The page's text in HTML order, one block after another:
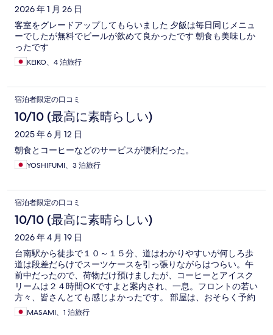
2026 年 1 月 26 日
客室をグレードアップしてもらいました 夕飯は毎日同じメニュ
ーでしたが無料でビールが飲めて良かったです 朝食も美味しか
ったです
KEIKO、4 泊旅行
宿泊者限定の口コミ
10/10 (最高に素晴らしい)
2025 年 6 月 12 日
朝食とコーヒーなどのサービスが便利だった。
YOSHIFUMI、3 泊旅行
宿泊者限定の口コミ
10/10 (最高に素晴らしい)
2026 年 4 月 19 日
台南駅から徒歩で１０～１５分、道はわかりやすいが何しろ歩
道は段差だらけでスーツケースを引っ張りながらはつらい。午
前中だったので、荷物だけ預けましたが、コーヒーとアイスク
リームは２４時間OKですよと案内され、一息。フロントの若い
方々、皆さんとても感じよかったです。 部屋は、おそらく予約
していた部屋より一つアップしてくださったようで、広々とし
た部屋で、バスタブ付き、清潔で快適でした。１泊だけなのが
MASAMI、1 泊旅行